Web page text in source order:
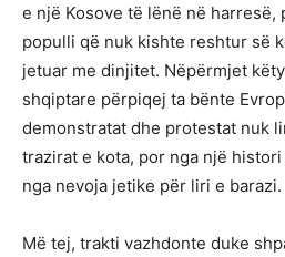
e një Kosove të lënë në harresë,
populli që nuk kishte reshtur së
jetuar me dinjitet. Nëpërmjet
shqiptare përpiqej ta bënte
demonstratat dhe protestat nuk
trazirat e kota, por nga një
nga nevoja jetike për liri e barazi.
Më tej, trakti vazhdonte duke